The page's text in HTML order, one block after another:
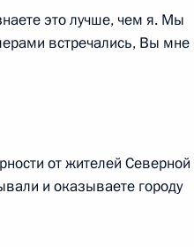
это лучше, чем я. Мы
встречались, Вы мне
от жителей Северной
и оказываете городу